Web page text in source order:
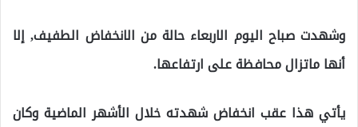
وشهدت صباح اليوم الاربعاء حالة من الانخفاض الطفيف, إلا
أنها ماتزال محافظة على ارتفاعها.
يأتي هذا عقب انخفاض شهدته خلال الأشهر الماضية وكان